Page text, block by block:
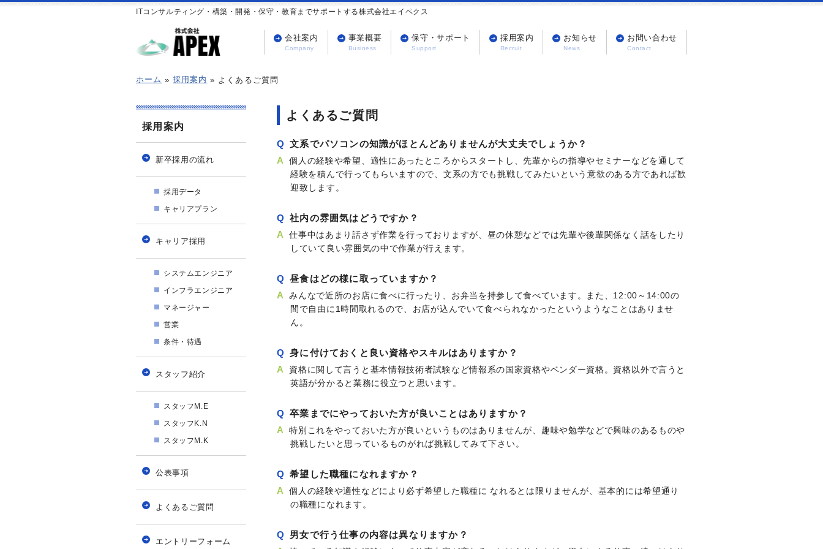
ITコンサルティング・構築・開発・保守・教育までサポートする株式会社エイペクス
会社案内 事業概要 保守・サポート 採用案内 お知らせ お問い合わせ
ホーム 採用案内 よくあるご質問
よくあるご質問
文系でパソコンの知識がほとんどありませんが大丈夫でしょうか？
個人の経験や希望、適性にあったところからスタートし、先輩からの指導やセミナーなどを通して
経験を積んで行ってもらいますので、文系の方でも挑戦してみたいという意欲のある方であれば歓
迎致します。
社内の雰囲気はどうですか？
仕事中はあまり話さず作業を行っておりますが、昼の休憩などでは先輩や後輩関係なく話をしたり
していて良い雰囲気の中で作業が行えます。
昼食はどの様に取っていますか？
みんなで近所のお店に食べに行ったり、お弁当を持参して食べています。また、12:00～14:00の
間で自由に1時間取れるので、お店が込んでいて食べられなかったというようなことはありませ
ん。
身に付けておくと良い資格やスキルはありますか？
資格に関して言うと基本情報技術者試験など情報系の国家資格やベンダー資格。資格以外で言うと
英語が分かると業務に役立つと思います。
卒業までにやっておいた方が良いことはありますか？
特別これをやっておいた方が良いというものはありませんが、趣味や勉学などで興味のあるものや
挑戦したいと思っているものがれば挑戦してみて下さい。
希望した職種になれますか？
個人の経験や適性などにより必ず希望した職種に なれるとは限りませんが、基本的には希望通り
の職種になれます。
男女で行う仕事の内容は異なりますか？
採用案内
新卒採用の流れ
採用データ
キャリアプラン
キャリア採用
システムエンジニア
インフラエンジニア
マネージャー
営業
条件・待遇
スタッフ紹介
スタッフM.E
スタッフK.N
スタッフM.K
公表事項
よくあるご質問
エントリーフォーム